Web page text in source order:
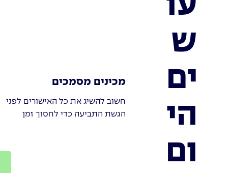
מכינים מסמכים
חשוב להשיג את כל האישורים לפני
הגשת התביעה כדי לחסוך זמן
ש
ים
הי
ום